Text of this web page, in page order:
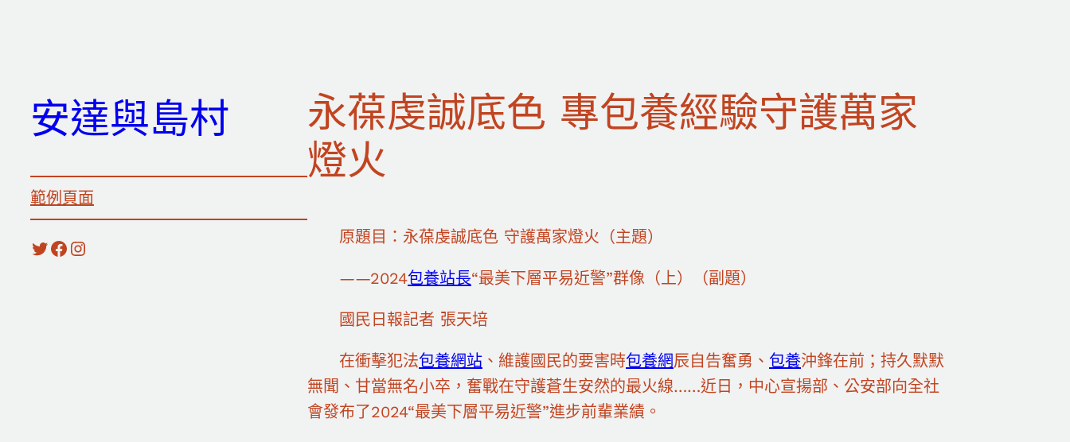
安達與島村
範例頁面
X Facebook Instagram
永葆虔誠底色 專包養經驗守護萬家
燈火
原題目：永葆虔誠底色 守護萬家燈火（主題）
——2024包養站長“最美下層平易近警”群像（上）（副題）
國民日報記者 張天培
在衝擊犯法包養網站 、維護國民的要害時包養網辰自告奮勇、 包養沖鋒在前；持久默默
無聞、甘當無名小卒，奮戰在守護蒼生安然的最火線……近日，中心宣揚部、公安部向全社
會發布了2024“最美下層平易近警”進步前輩業績。